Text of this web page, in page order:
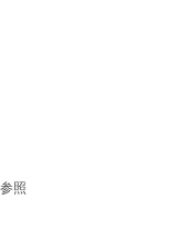
照